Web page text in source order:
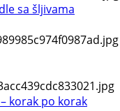
sa šljivama
korak po korak